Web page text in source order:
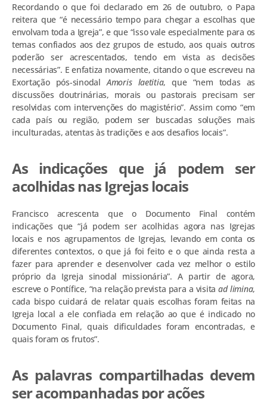
Recordando o que foi declarado em 26 de outubro, o Papa
reitera que “é necessário tempo para chegar a escolhas que
envolvam toda a Igreja”, e que “isso vale especialmente para os
temas confiados aos dez grupos de estudo, aos quais outros
poderão ser acrescentados, tendo em vista as decisões
necessárias”. E enfatiza novamente, citando o que escreveu na
Exortação pós-sinodal Amoris laetitia, que “nem todas as
discussões doutrinárias, morais ou pastorais precisam ser
resolvidas com intervenções do magistério”. Assim como “em
cada país ou região, podem ser buscadas soluções mais
inculturadas, atentas às tradições e aos desafios locais”.
As indicações que já podem ser
acolhidas nas Igrejas locais
Francisco acrescenta que o Documento Final contém
indicações que “já podem ser acolhidas agora nas Igrejas
locais e nos agrupamentos de Igrejas, levando em conta os
diferentes contextos, o que já foi feito e o que ainda resta a
fazer para aprender e desenvolver cada vez melhor o estilo
próprio da Igreja sinodal missionária”. A partir de agora,
escreve o Pontífice, “na relação prevista para a visitaad limina,
cada bispo cuidará de relatar quais escolhas foram feitas na
Igreja local a ele confiada em relação ao que é indicado no
Documento Final, quais dificuldades foram encontradas, e
quais foram os frutos”.
As palavras compartilhadas devem
ser acompanhadas por ações